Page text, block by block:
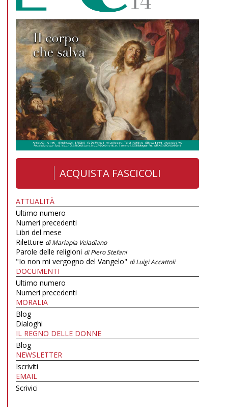
ACQUISTA FASCICOLI
ATTUALITÀ
Ultimo numero
Numeri precedenti
Libri del mese
Riletture di Mariapia Veladiano
Parole delle religioni di Piero Stefani
"Io non mi vergogno del Vangelo" di Luigi Accattoli
DOCUMENTI
Ultimo numero
Numeri precedenti
MORALIA
Blog
Dialoghi
IL REGNO DELLE DONNE
Blog
NEWSLETTER
Iscriviti
EMAIL
Scrivici